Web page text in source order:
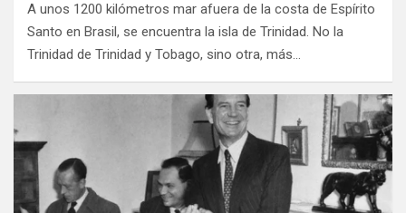
A unos 1200 kilómetros mar afuera de la costa de Espírito
Santo en Brasil, se encuentra la isla de Trinidad. No la
Trinidad de Trinidad y Tobago, sino otra, más…